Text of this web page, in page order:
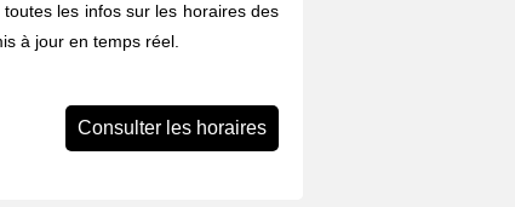
les infos sur les horaires des
à jour en temps réel.
Consulter les horaires